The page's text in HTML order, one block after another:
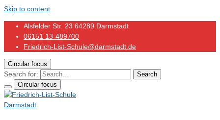
Skip to content
Alsfelder Str. 23 64289 Darmstadt
06151 13-489700
Friedrich-List-Schule@darmstadt.de
Circular focus
Search for:
Search
Circular focus